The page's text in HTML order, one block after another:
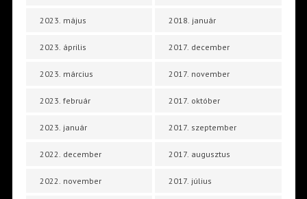
2023. május
2023. április
2023. március
2023. február
2023. január
2022. december
2022. november
2018. január
2017. december
2017. november
2017. október
2017. szeptember
2017. augusztus
2017. július